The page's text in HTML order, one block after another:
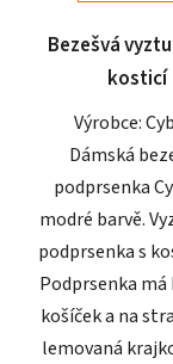
Bezešvá
kosticí
Výrobce:
Dámská
podprsenka
modré barvě.
podprsenka s
Podprsenka má
košíček a na
lemovaná